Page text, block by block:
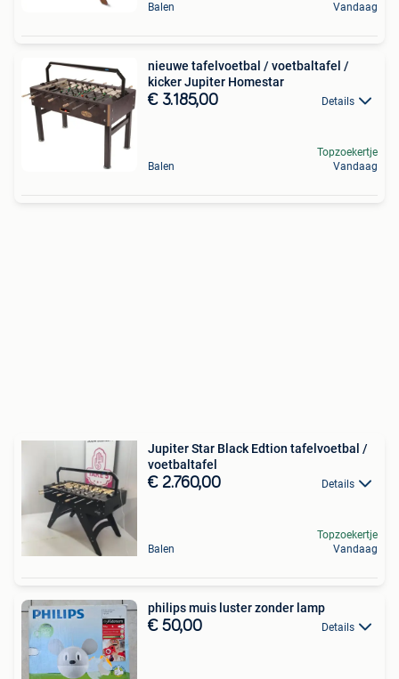
Balen
Vandaag
nieuwe tafelvoetbal / voetbaltafel /
kicker Jupiter Homestar
€ 3.185,00 Details
Balen
Topzoekertje
Vandaag
Jupiter Star Black Edtion tafelvoetbal /
voetbaltafel
€ 2.760,00 Details
Balen
Topzoekertje
Vandaag
philips muis luster zonder lamp
€ 50,00 Details